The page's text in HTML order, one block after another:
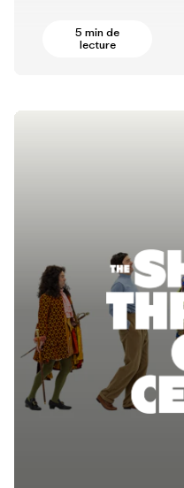
5 min de
lecture